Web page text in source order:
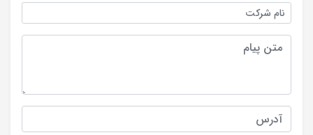
نام شرکت
متن پیام
آدرس